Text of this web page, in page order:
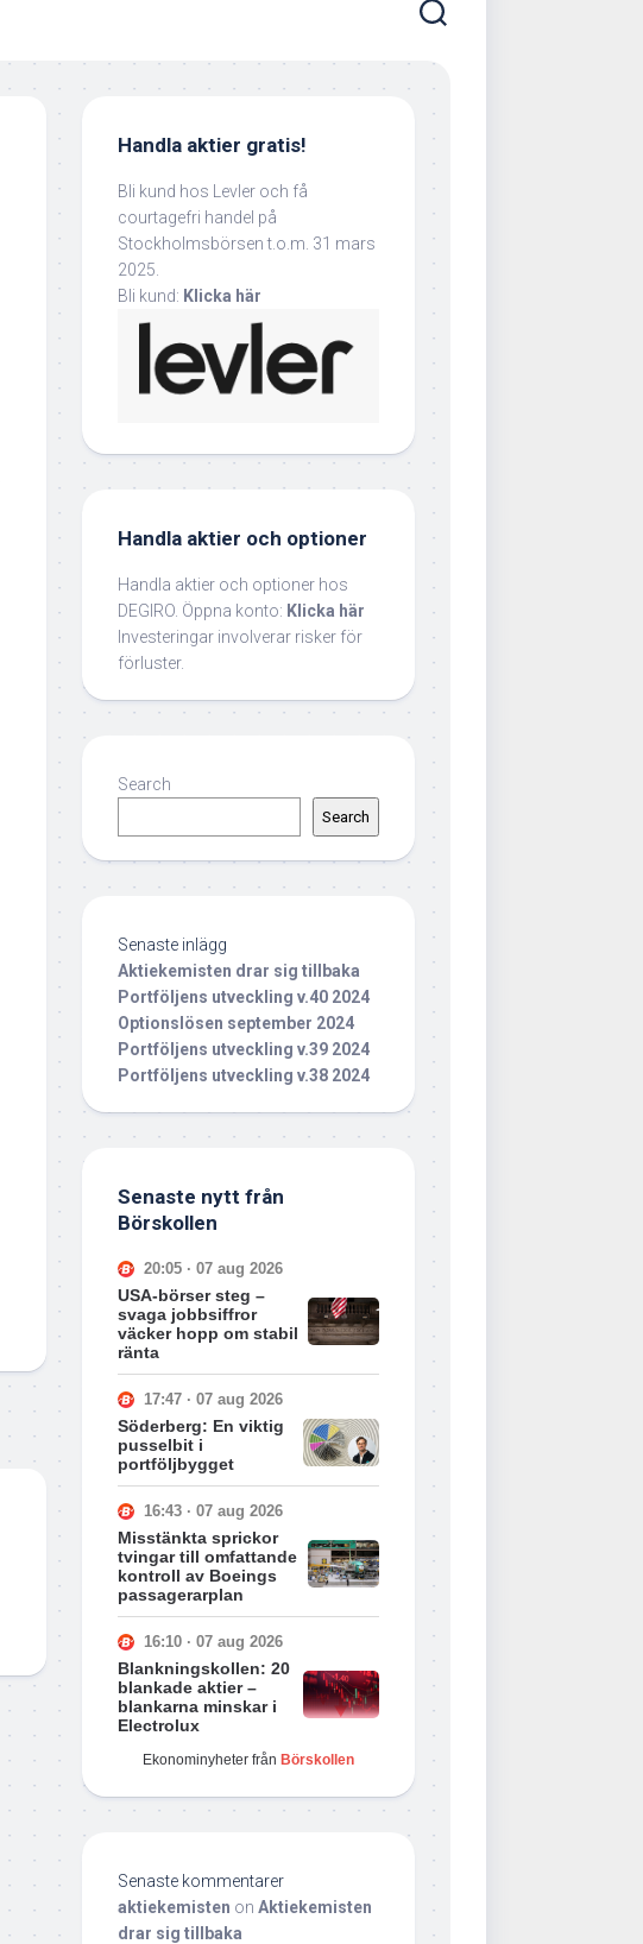
Handla aktier gratis!
Bli kund hos Levler och få
courtagefri handel på
Stockholmsbörsen t.o.m. 31 mars
2025.
Bli kund: Klicka här
Handla aktier och optioner
Handla aktier och optioner hos
DEGIRO. Öppna konto: Klicka här
Investeringar involverar risker för
förluster.
Search
Search
Senaste inlägg
Aktiekemisten drar sig tillbaka
Portföljens utveckling v.40 2024
Optionslösen september 2024
Portföljens utveckling v.39 2024
Portföljens utveckling v.38 2024
Senaste nytt från
Börskollen
20:05 · 07 aug 2026
USA-börser steg –
svaga jobbsiffror
väcker hopp om stabil
ränta
17:47 · 07 aug 2026
Söderberg: En viktig
pusselbit i
portföljbygget
16:43 · 07 aug 2026
Misstänkta sprickor
tvingar till omfattande
kontroll av Boeings
passagerarplan
16:10 · 07 aug 2026
Blankningskollen: 20
blankade aktier –
blankarna minskar i
Electrolux
Ekonominyheter från Börskollen
Senaste kommentarer
aktiekemisten on Aktiekemisten
drar sig tillbaka